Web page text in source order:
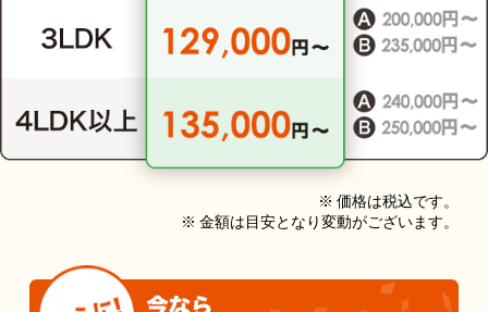
※ 価格は税込です。
※ 金額は目安となり変動がございます。